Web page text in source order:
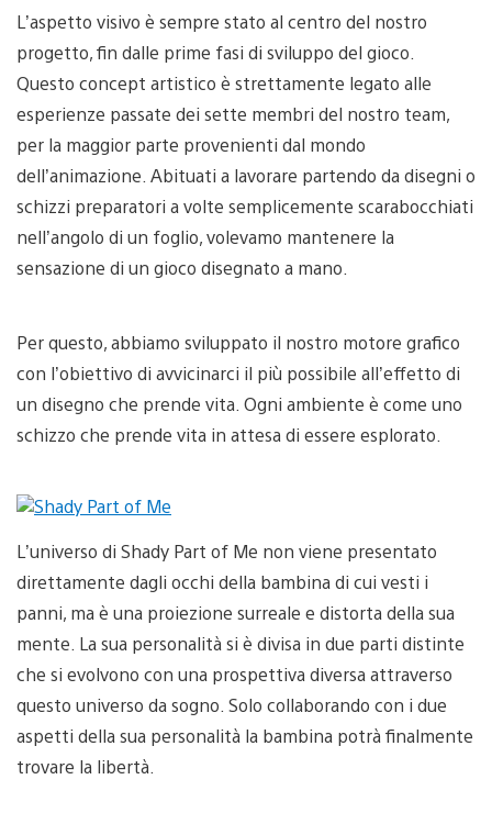
L’aspetto visivo è sempre stato al centro del nostro
progetto, fin dalle prime fasi di sviluppo del gioco.
Questo concept artistico è strettamente legato alle
esperienze passate dei sette membri del nostro team,
per la maggior parte provenienti dal mondo
dell’animazione. Abituati a lavorare partendo da disegni o
schizzi preparatori a volte semplicemente scarabocchiati
nell’angolo di un foglio, volevamo mantenere la
sensazione di un gioco disegnato a mano.
Per questo, abbiamo sviluppato il nostro motore grafico
con l’obiettivo di avvicinarci il più possibile all’effetto di
un disegno che prende vita. Ogni ambiente è come uno
schizzo che prende vita in attesa di essere esplorato.
L’universo di Shady Part of Me non viene presentato
direttamente dagli occhi della bambina di cui vesti i
panni, ma è una proiezione surreale e distorta della sua
mente. La sua personalità si è divisa in due parti distinte
che si evolvono con una prospettiva diversa attraverso
questo universo da sogno. Solo collaborando con i due
aspetti della sua personalità la bambina potrà finalmente
trovare la libertà.